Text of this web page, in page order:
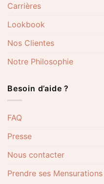
Carrières
Lookbook
Nos Clientes
Notre Philosophie
Besoin d’aide ?
FAQ
Presse
Nous contacter
Prendre ses Mensurations